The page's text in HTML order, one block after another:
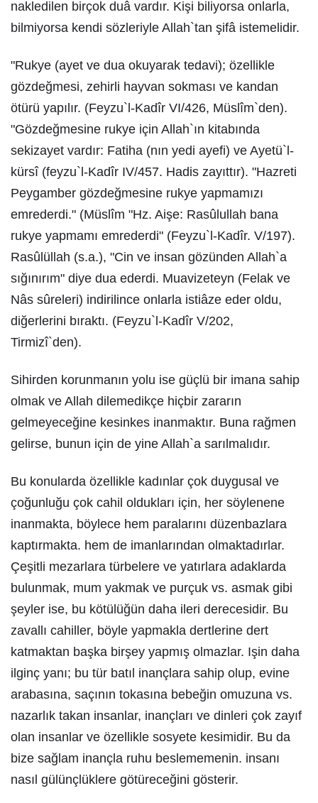
nakledilen birçok duâ vardır. Kişi biliyorsa onlarla,
bilmiyorsa kendi sözleriyle Allah`tan şifâ istemelidir.
"Rukye (ayet ve dua okuyarak tedavi); özellikle
gözdeğmesi, zehirli hayvan sokması ve kandan
ötürü yapılır. (Feyzu`l-Kadîr VI/426, Müslîm`den).
"Gözdeğmesine rukye için Allah`ın kitabında
sekizayet vardır: Fatiha (nın yedi ayefi) ve Ayetü`l-
kürsî (feyzu`l-Kadîr IV/457. Hadis zayıttır). "Hazreti
Peygamber gözdeğmesine rukye yapmamızı
emrederdi." (Müslîm "Hz. Aişe: Rasûlullah bana
rukye yapmamı emrederdi" (Feyzu`l-Kadîr. V/197).
Rasûlüllah (s.a.), "Cin ve insan gözünden Allah`a
sığınırım" diye dua ederdi. Muavizeteyn (Felak ve
Nâs sûreleri) indirilince onlarla istiâze eder oldu,
diğerlerini bıraktı. (Feyzu`l-Kadîr V/202,
Tirmizî`den).
Sihirden korunmanın yolu ise güçlü bir imana sahip
olmak ve Allah dilemedikçe hiçbir zararın
gelmeyeceğine kesinkes inanmaktır. Buna rağmen
gelirse, bunun için de yine Allah`a sarılmalıdır.
Bu konularda özellikle kadınlar çok duygusal ve
çoğunluğu çok cahil oldukları için, her söylenene
inanmakta, böylece hem paralarını düzenbazlara
kaptırmakta. hem de imanlarından olmaktadırlar.
Çeşitli mezarlara türbelere ve yatırlara adaklarda
bulunmak, mum yakmak ve purçuk vs. asmak gibi
şeyler ise, bu kötülüğün daha ileri derecesidir. Bu
zavallı cahiller, böyle yapmakla dertlerine dert
katmaktan başka birşey yapmış olmazlar. Işin daha
ilginç yanı; bu tür batıl inançlara sahip olup, evine
arabasına, saçının tokasına bebeğin omuzuna vs.
nazarlık takan insanlar, inançları ve dinleri çok zayıf
olan insanlar ve özellikle sosyete kesimidir. Bu da
bize sağlam inançla ruhu beslememenin. insanı
nasıl gülünçlüklere götüreceğini gösterir.